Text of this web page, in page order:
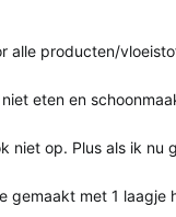
alle producten/
eten en
op. Plus als ik
met 1